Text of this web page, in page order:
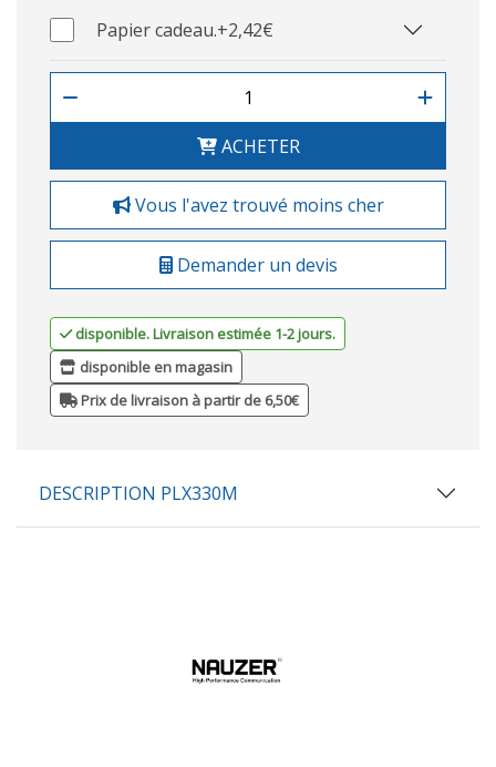
Papier cadeau.+2,42€
ACHETER
Vous l'avez trouvé moins cher
Demander un devis
disponible. Livraison estimée 1-2 jours.
disponible en magasin
Prix de livraison à partir de 6,50€
DESCRIPTION PLX330M